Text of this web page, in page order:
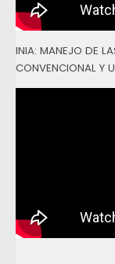
INIA: MANEJO DE
CONVENCIONAL Y